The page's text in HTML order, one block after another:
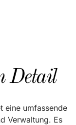
Detail
eine umfassende
Verwaltung. Es